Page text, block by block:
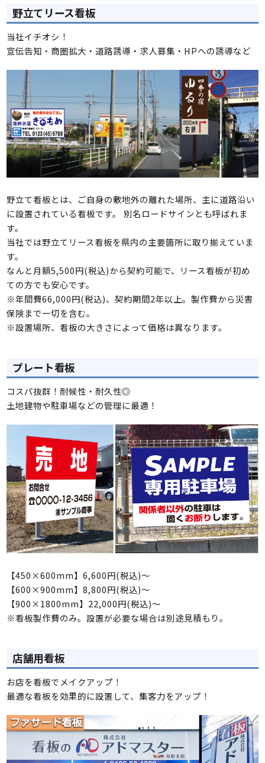
野立てリース看板
当社イチオシ！
宣伝告知・商圏拡大・道路誘導・求人募集・HPへの誘導など
野立て看板とは、ご自身の敷地外の離れた場所、主に道路沿い
に設置されている看板です。 別名ロードサインとも呼ばれま
す。
当社では野立てリース看板を県内の主要箇所に取り揃えていま
す。
なんと月額5,500円(税込)から契約可能で、リース看板が初め
ての方でも安心です。
※年間費66,000円(税込)、契約期間2年以上。製作費から災害
保険まで一切を含む。
※設置場所、看板の大きさによって価格は異なります。
プレート看板
コスパ抜群！耐候性・耐久性◎
土地建物や駐車場などの管理に最適！
【450×600mm】6,600円(税込)～
【600×900mm】8,800円(税込)～
【900×1800mm】22,000円(税込)～
※看板製作費のみ。設置が必要な場合は別途見積もり。
店舗用看板
お店を看板でメイクアップ！
最適な看板を効果的に設置して、集客力をアップ！